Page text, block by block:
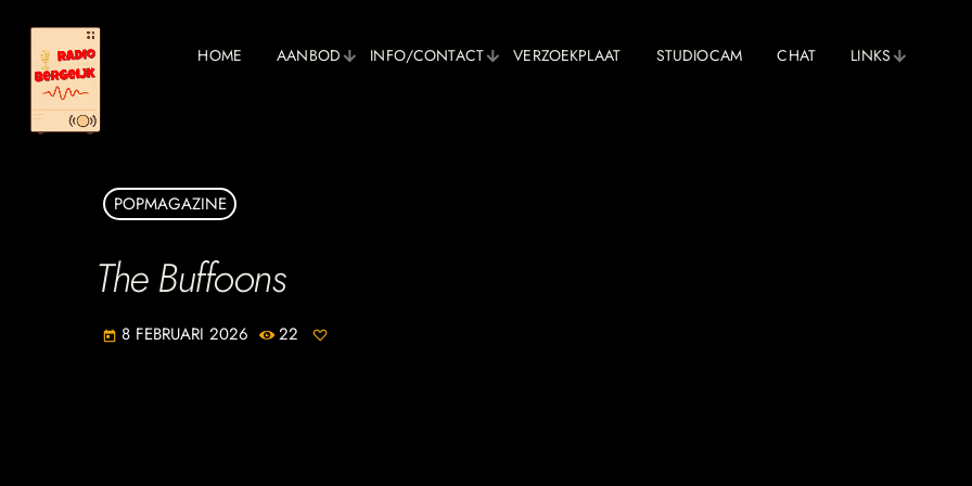
HOME AANBOD INFO/CONTACT VERZOEKPLAAT STUDIOCAM CHAT LINKS
POPMAGAZINE
The Buffoons
today 8 FEBRUARI 2026 22